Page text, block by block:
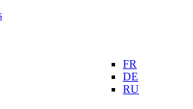
FR
DE
RU